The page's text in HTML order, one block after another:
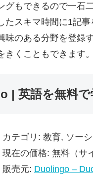
グもできるので一石
たスキマ時間に1記
味のある分野を登録
きくこともできます。
| 英語を無料で
カテゴリ: 教育, ソー
現在の価格: 無料（サ
販売元: Duolingo –